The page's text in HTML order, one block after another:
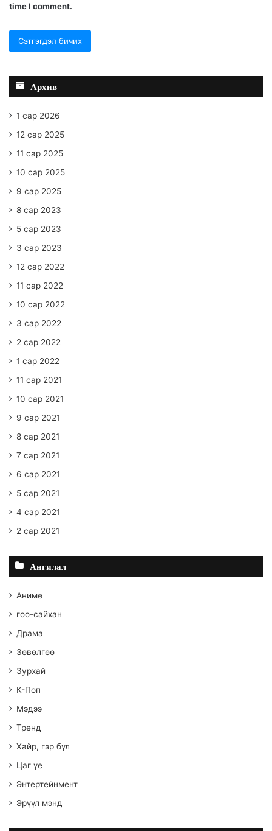
time I comment.
Архив
1 сар 2026
12 сар 2025
11 сар 2025
10 сар 2025
9 сар 2025
8 сар 2023
5 сар 2023
3 сар 2023
12 сар 2022
11 сар 2022
10 сар 2022
3 сар 2022
2 сар 2022
1 сар 2022
11 сар 2021
10 сар 2021
9 сар 2021
8 сар 2021
7 сар 2021
6 сар 2021
5 сар 2021
4 сар 2021
2 сар 2021
Ангилал
Аниме
гоо-сайхан
Драма
Зөвөлгөө
Зурхай
К-Поп
Мэдээ
Тренд
Хайр, гэр бүл
Цаг үе
Энтертейнмент
Эрүүл мэнд